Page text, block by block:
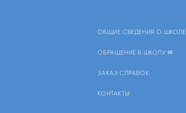
ОБЩИЕ СВЕДЕНИЯ О ШКОЛЕ
ОБРАЩЕНИЕ В ШКОЛУ ✉
ЗАКАЗ СПРАВОК
КОНТАКТЫ